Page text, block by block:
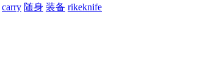
carry 随身 装备 rikeknife